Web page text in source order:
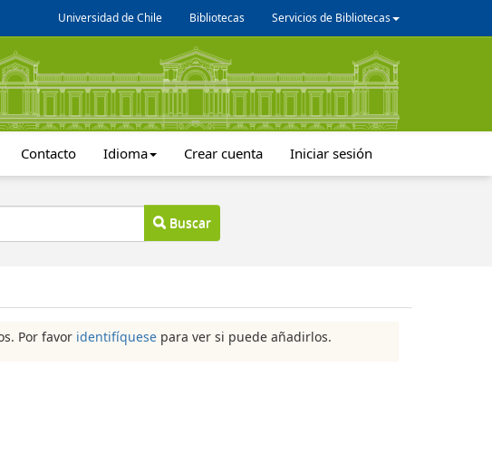
Universidad de Chile Bibliotecas Servicios de Bibliotecas
Contacto Idioma Crear cuenta Iniciar sesión
Buscar
Por favor identifíquese para ver si puede añadirlos.